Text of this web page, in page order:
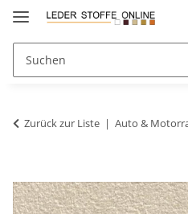
Zurück zur Liste Auto &